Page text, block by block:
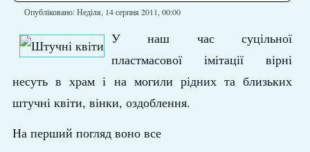
Опубліковано: Неділя, 14 серпня 2011, 00:00
У наш час суцільної
пластмасової імітації вірні
несуть в храм і на могили рідних та близьких
штучні квіти, вінки, оздоблення.
На перший погляд воно все